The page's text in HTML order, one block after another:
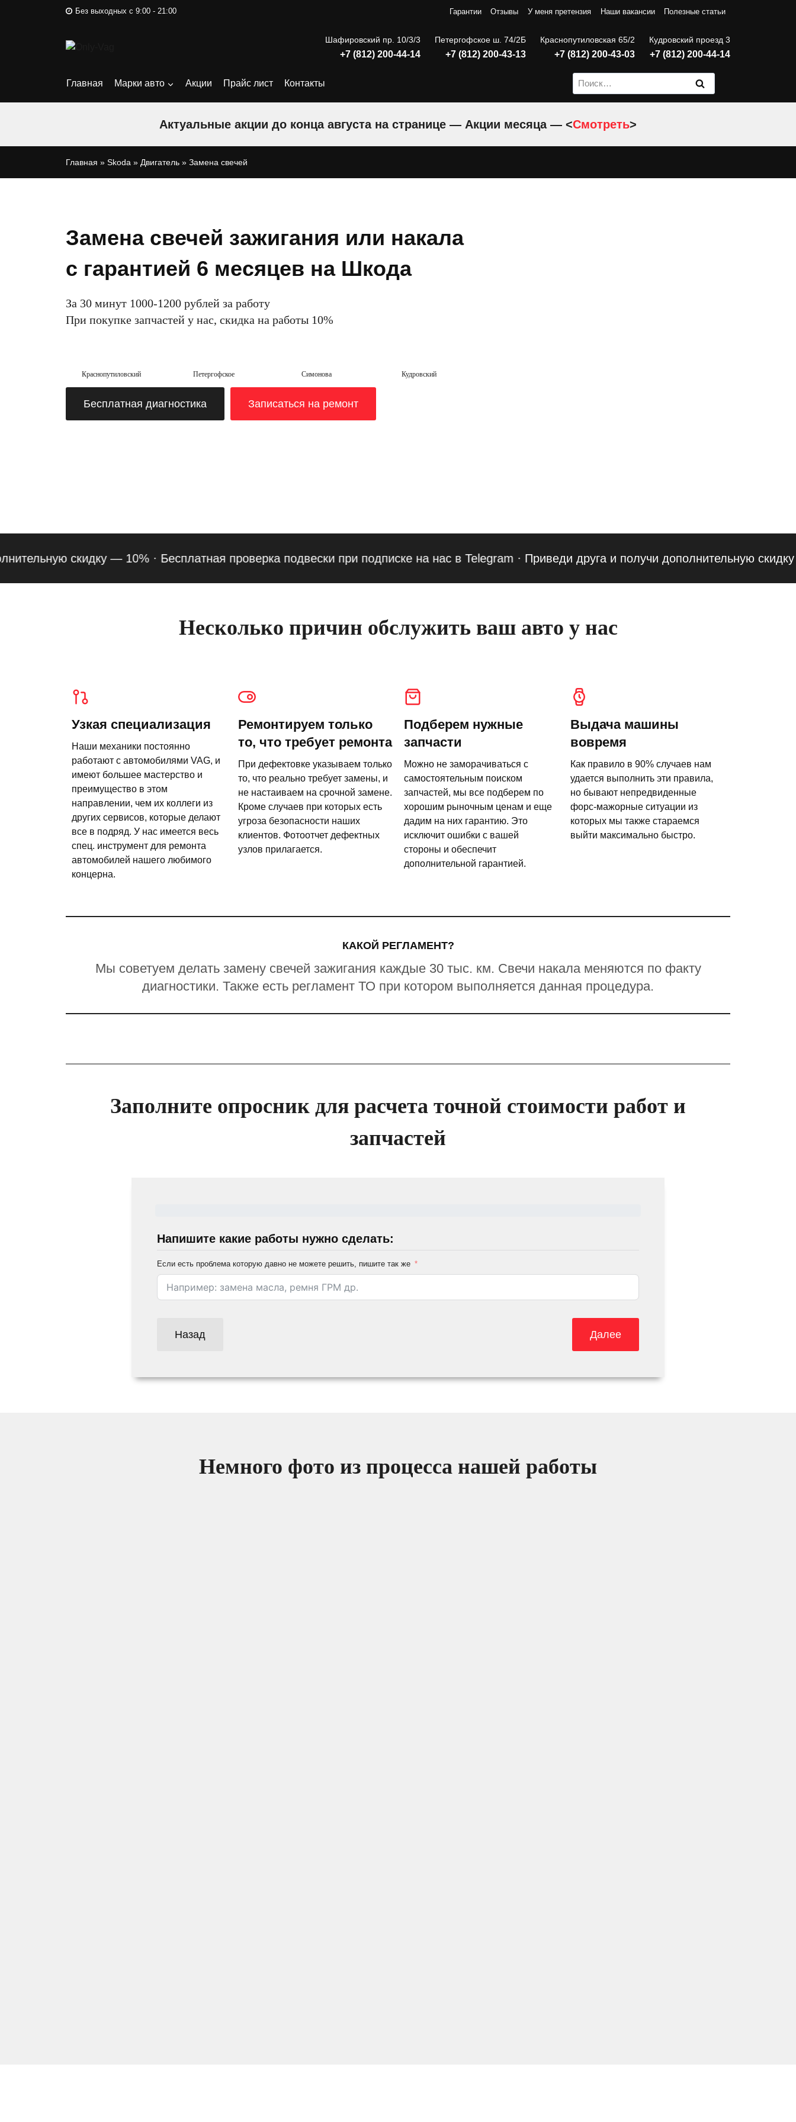
Без выходных с 9:00 - 21:00 Гарантии Отзывы У меня претензия Наши вакансии Полезные статьи
Шафировский пр. 10/3/3
+7 (812) 200-44-14
Петергофское ш. 74/2Б
+7 (812) 200-43-13
Краснопутиловская 65/2
+7 (812) 200-43-03
Кудровский проезд 3
+7 (812) 200-44-14
Главная Марки авто Акции Прайс лист Контакты Найти:
Актуальные акции до конца августа на странице — Акции месяца — <Смотреть>
Главная » Skoda » Двигатель » Замена свечей
Замена свечей зажигания или накала
с гарантией 6 месяцев на Шкода
За 30 минут 1000-1200 рублей за работу
При покупке запчастей у нас, скидка на работы 10%
Краснопутиловский Петергофское Симонова Кудровский
Бесплатная диагностика Записаться на ремонт
скидку — 10% ·Бесплатная проверка подвески при подписке на нас в Telegram· Приведи друга и получи дополнительную скидку —
Несколько причин обслужить ваш авто у нас
Узкая специализация
Наши механики постоянно
работают с автомобилями VAG, и
имеют большее мастерство и
преимущество в этом
направлении, чем их коллеги из
других сервисов, которые делают
все в подряд. У нас имеется весь
спец. инструмент для ремонта
автомобилей нашего любимого
концерна.
Ремонтируем только
то, что требует ремонта
При дефектовке указываем только
то, что реально требует замены, и
не настаиваем на срочной замене.
Кроме случаев при которых есть
угроза безопасности наших
клиентов. Фотоотчет дефектных
узлов прилагается.
Подберем нужные
запчасти
Можно не заморачиваться с
самостоятельным поиском
запчастей, мы все подберем по
хорошим рыночным ценам и еще
дадим на них гарантию. Это
исключит ошибки с вашей
стороны и обеспечит
дополнительной гарантией.
Выдача машины
вовремя
Как правило в 90% случаев нам
удается выполнить эти правила,
но бывают непредвиденные
форс-мажорные ситуации из
которых мы также стараемся
выйти максимально быстро.
КАКОЙ РЕГЛАМЕНТ?
Мы советуем делать замену свечей зажигания каждые 30 тыс. км. Свечи накала меняются по факту
диагностики. Также есть регламент ТО при котором выполняется данная процедура.
Заполните опросник для расчета точной стоимости работ и
запчастей
Напишите какие работы нужно сделать:
Если есть проблема которую давно не можете решить, пишите так же
Назад Далее
Немного фото из процесса нашей работы